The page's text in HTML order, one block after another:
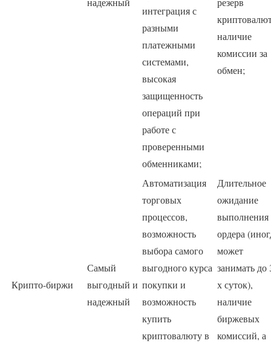
интеграция с
разными
платежными
системами,
высокая
защищенность
операций при
работе с
проверенными
обменниками;
наличие
комиссии за
обмен;
Крипто-биржи
Самый
выгодный и
надежный
Автоматизация
торговых
процессов,
возможность
выбора самого
выгодного курса
покупки и
возможность
купить
криптовалюту в
Длительное
ожидание
выполнения
ордера
может
занимать до
х суток),
наличие
биржевых
комиссий, а